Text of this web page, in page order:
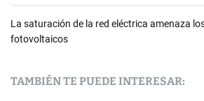
La saturación de la red eléctrica amenaza
fotovoltaicos
TAMBIÉN TE PUEDE INTERESAR: